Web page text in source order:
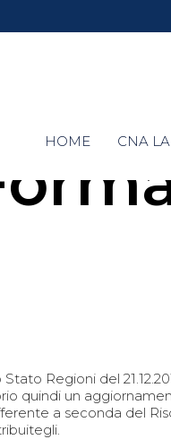
HOME CNA
Stato Regioni del
quindi un
a seconda del